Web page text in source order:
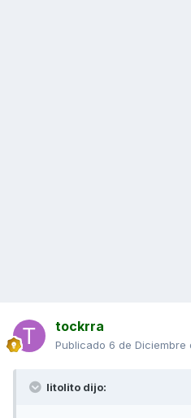
tockrra
Publicado 6 de Diciembre
litolito dijo: